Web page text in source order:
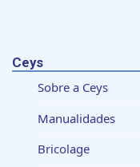
Ceys
Sobre a Ceys
Manualidades
Bricolage